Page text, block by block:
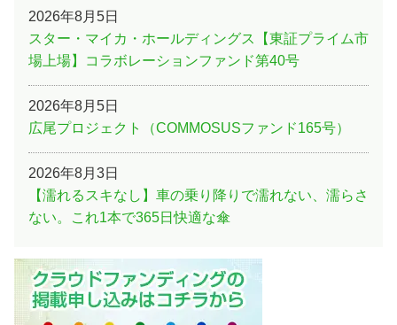
2026年8月5日
スター・マイカ・ホールディングス【東証プライム市
場上場】コラボレーションファンド第40号
2026年8月5日
広尾プロジェクト（COMMOSUSファンド165号）
2026年8月3日
【濡れるスキなし】車の乗り降りで濡れない、濡らさ
ない。これ1本で365日快適な傘